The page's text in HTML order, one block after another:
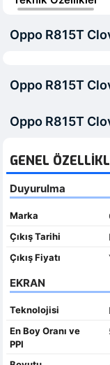
Oppo R815T
Oppo R815T
Oppo R815T
GENEL
Duyurulma
Marka
Çıkış Tarihi
Çıkış Fiyatı
EKRAN
Teknolojisi
En Boy Oranı ve
PPI